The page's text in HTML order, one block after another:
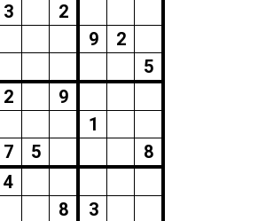
3
2
9
2
5
2
9
1
7
5
8
4
8
3